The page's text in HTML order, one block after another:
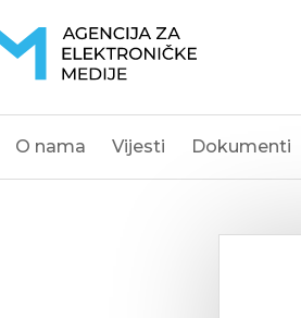
O nama Vijesti Dokumenti